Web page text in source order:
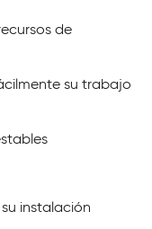
de
su trabajo
instalación